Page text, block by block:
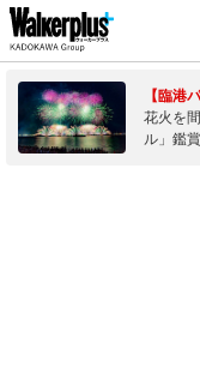
【臨港
花火を
ル」鑑